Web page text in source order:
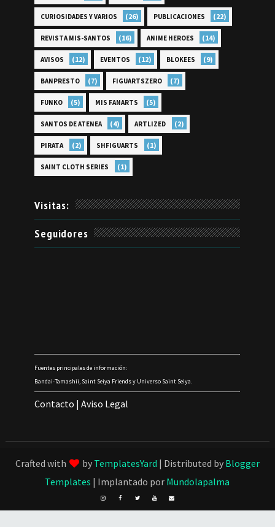
CURIOSIDADES Y VARIOS (26) PUBLICACIONES (22)
REVISTA MIS-SANTOS (16) ANIME HEROES (14)
AVISOS (12) EVENTOS (12) BLOKEES (9)
BANPRESTO (7) FIGUARTSZERO (7)
FUNKO (5) MIS FANARTS (5)
SANTOS DE ATENEA (4) ARTLIZED (2)
PIRATA (2) SHFIGUARTS (1)
SAINT CLOTH SERIES (1)
Visitas:
Seguidores
Fuentes principales de información:
Bandai-Tamashii, Saint Seiya Friends y Universo Saint Seiya.
Contacto |Aviso Legal
Crafted with by TemplatesYard | Distributed by Blogger
Templates | Implantado por Mundolapalma